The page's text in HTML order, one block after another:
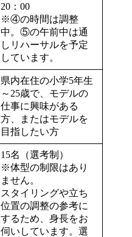
20：00
※④の時間は調整
中。⑤の午前中は通
しリハーサルを予定
しています。
県内在住の小学5年生
～25歳で、モデルの
仕事に興味がある
方、またはモデルを
目指したい方
15名（選考制）
※体型の制限はあり
ません。
スタイリングや立ち
位置の調整の参考に
するため、身長をお
伺いしています。選